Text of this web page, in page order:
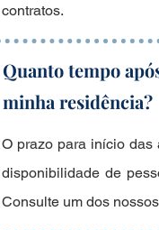
contratos.
Quanto tempo
minha residência?
O prazo para início
disponibilidade de
Consulte um dos